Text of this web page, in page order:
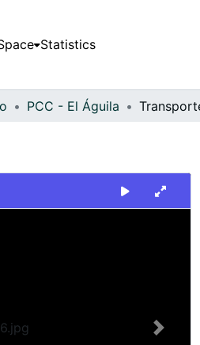
Statistics
PCC - El Águila
Next